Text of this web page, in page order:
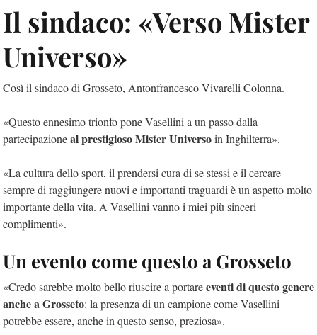
Il sindaco: «Verso Mister
Universo»
Così il sindaco di Grosseto, Antonfrancesco Vivarelli Colonna.
«Questo ennesimo trionfo pone Vasellini a un passo dalla
partecipazioneal prestigioso Mister Universoin Inghilterra».
«La cultura dello sport, il prendersi cura di se stessi e il cercare
sempre di raggiungere nuovi e importanti traguardi è un aspetto molto
importante della vita. A Vasellini vanno i miei più sinceri
complimenti».
Un evento come questo a Grosseto
«Credo sarebbe molto bello riuscire a portareeventi di questo genere
anche a Grosseto: la presenza di un campione come Vasellini
potrebbe essere, anche in questo senso, preziosa».